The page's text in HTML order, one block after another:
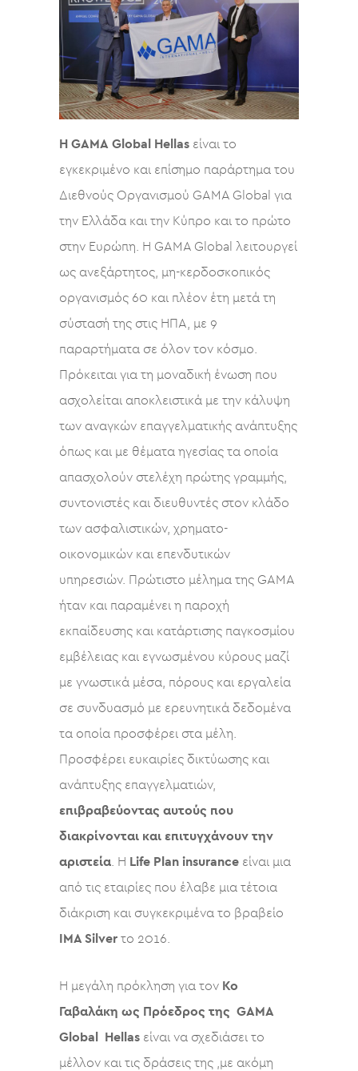
Η GAMA Global Hellas είναι το
εγκεκριμένο και επίσημο παράρτημα του
Διεθνούς Οργανισμού GAMA Global για
την Ελλάδα και την Κύπρο και το πρώτο
στην Ευρώπη. H GAMA Global λειτουργεί
ως ανεξάρτητος, μη-κερδοσκοπικός
οργανισμός 60 και πλέον έτη μετά τη
σύστασή της στις ΗΠΑ, με 9
παραρτήματα σε όλον τον κόσμο.
Πρόκειται για τη μοναδική ένωση που
ασχολείται αποκλειστικά με την κάλυψη
των αναγκών επαγγελματικής ανάπτυξης
όπως και με θέματα ηγεσίας τα οποία
απασχολούν στελέχη πρώτης γραμμής,
συντονιστές και διευθυντές στον κλάδο
των ασφαλιστικών, χρηματο-
οικονομικών και επενδυτικών
υπηρεσιών. Πρώτιστο μέλημα της GAMA
ήταν και παραμένει η παροχή
εκπαίδευσης και κατάρτισης παγκοσμίου
εμβέλειας και εγνωσμένου κύρους μαζί
με γνωστικά μέσα, πόρους και εργαλεία
σε συνδυασμό με ερευνητικά δεδομένα
τα οποία προσφέρει στα μέλη.
Προσφέρει ευκαιρίες δικτύωσης και
ανάπτυξης επαγγελματιών,
επιβραβεύοντας αυτούς που
διακρίνονται και επιτυγχάνουν την
αριστεία. Η Life Plan insurance είναι μια
από τις εταιρίες που έλαβε μια τέτοια
διάκριση και συγκεκριμένα το βραβείο
IMA Silver το 2016.
Η μεγάλη πρόκληση για τον Κο
Γαβαλάκη ως Πρόεδρος της GAMA
Global Hellas είναι να σχεδιάσει το
μέλλον και τις δράσεις της ,με ακόμη